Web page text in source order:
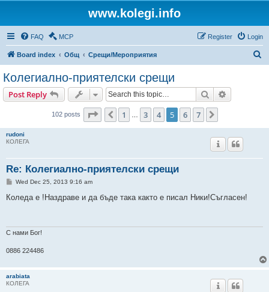
www.kolegi.info
FAQ MCP Login
Register
Board index Общ Срещи/Мероприятия
Колегиално-приятелски срещи
Post Reply Search
102 posts Page of7
Previous
1 3 4 5 6 7
rudoni
КОЛЕГА
Re: Колегиално-приятелски срещи
P
s
Wed Dec 25, 2013 9:16 am
Коледа е !Наздраве и да бъде така както е писал Ники!Съгласен!
С нами Бог!
0886 224486
arabiata
КОЛЕГА